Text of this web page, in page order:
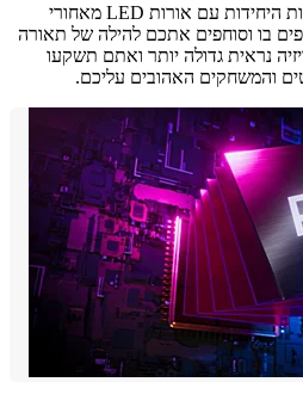
טלוויזיות Ambilight הן הטלוויזיות היחידות עם אורות LED מאחורי
וסוחפים אתכם להילה של תאורה
גדולה יותר ואתם תשקעו
האהובים עליכם.